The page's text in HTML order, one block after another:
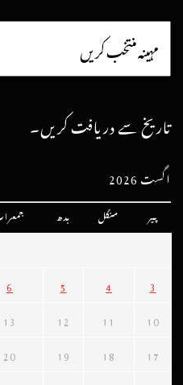
تاریخ سے دریافت کریں۔
اگست 2026
پیر منگل بدھ
3
4
5
6
10
11
12
13
17
18
19
20